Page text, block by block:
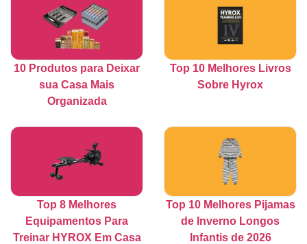
10 Produtos para Deixar
sua Casa Mais
Organizada
Top 10 Melhores Livros
Sobre Hyrox
Top 8 Melhores
Equipamentos Para
Treinar HYROX Em Casa
Top 10 Melhores Pijamas
de Inverno Longos
Infantis de 2026